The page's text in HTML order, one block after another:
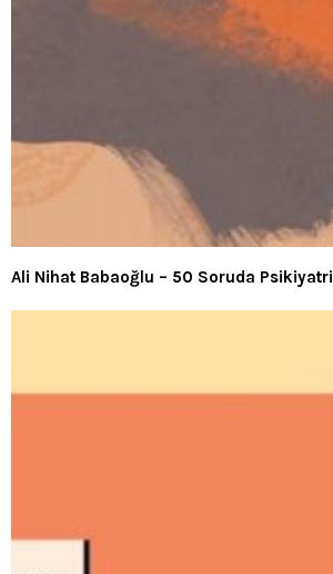
Ali Nihat Babaoğlu – 50 Soruda Psikiyatri